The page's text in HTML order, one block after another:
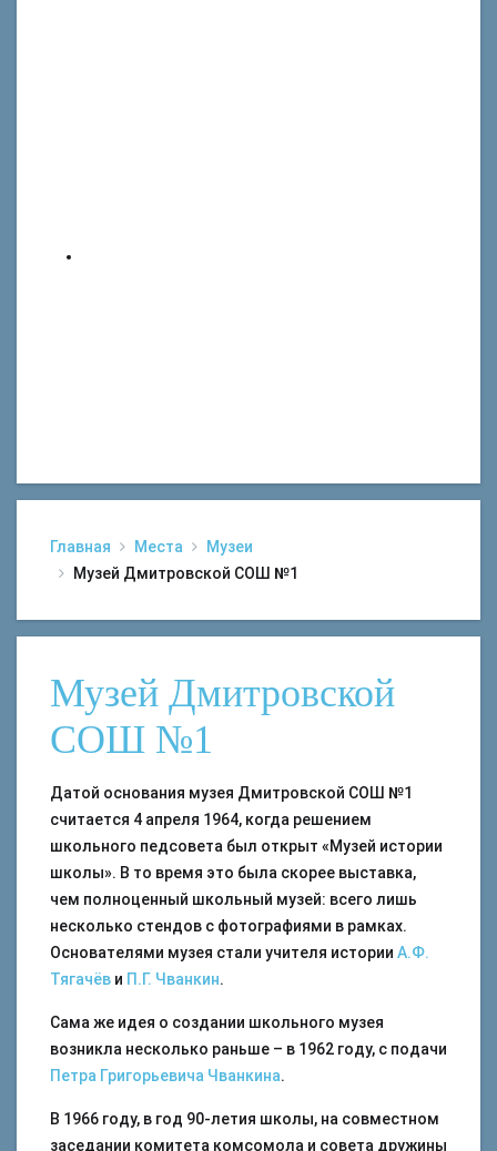
Главная Места
Музеи
Музей Дмитровской СОШ №1
Музей Дмитровской
СОШ №1
Датой основания музея Дмитровской СОШ №1
считается 4 апреля 1964, когда решением
школьного педсовета был открыт «Музей истории
школы». В то время это была скорее выставка,
чем полноценный школьный музей: всего лишь
несколько стендов с фотографиями в рамках.
Основателями музея стали учителя истории А.Ф.
Тягачёв и П.Г. Чванкин.
Сама же идея о создании школьного музея
возникла несколько раньше – в 1962 году, с подачи
Петра Григорьевича Чванкина.
В 1966 году, в год 90-летия школы, на совместном
заседании комитета комсомола и совета дружины